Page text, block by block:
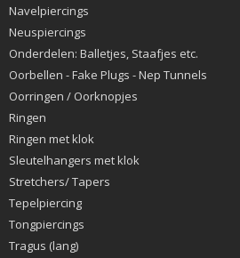
Navelpiercings
Neuspiercings
Onderdelen: Balletjes, Staafjes etc.
Oorbellen - Fake Plugs - Nep Tunnels
Oorringen / Oorknopjes
Ringen
Ringen met klok
Sleutelhangers met klok
Stretchers/ Tapers
Tepelpiercing
Tongpiercings
Tragus (lang)